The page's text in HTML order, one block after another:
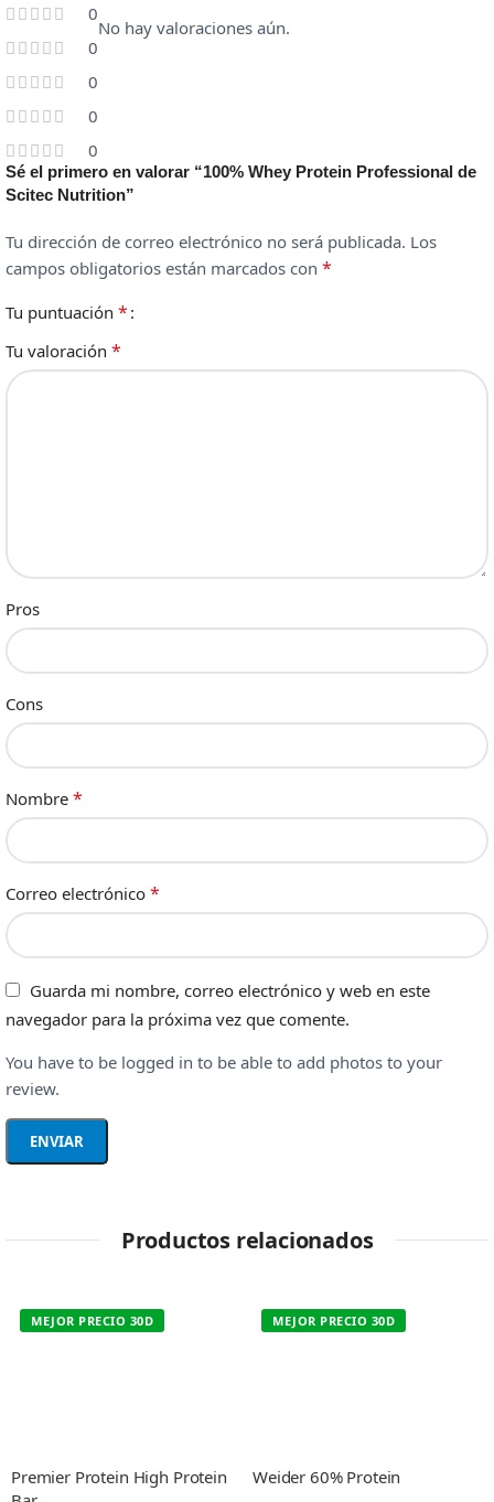
0
0
0
0
0
No hay valoraciones aún.
Sé el primero en valorar “100% Whey Protein Professional de
Scitec Nutrition”
Tu dirección de correo electrónico no será publicada. Los
campos obligatorios están marcados con *
Tu puntuación *
Tu valoración *
Pros
Cons
Nombre *
Correo electrónico *
Guarda mi nombre, correo electrónico y web en este
navegador para la próxima vez que comente.
You have to be logged in to be able to add photos to your
review.
Productos relacionados
MEJOR PRECIO 30D
Premier Protein High Protein
MEJOR PRECIO 30D
Weider 60% Protein